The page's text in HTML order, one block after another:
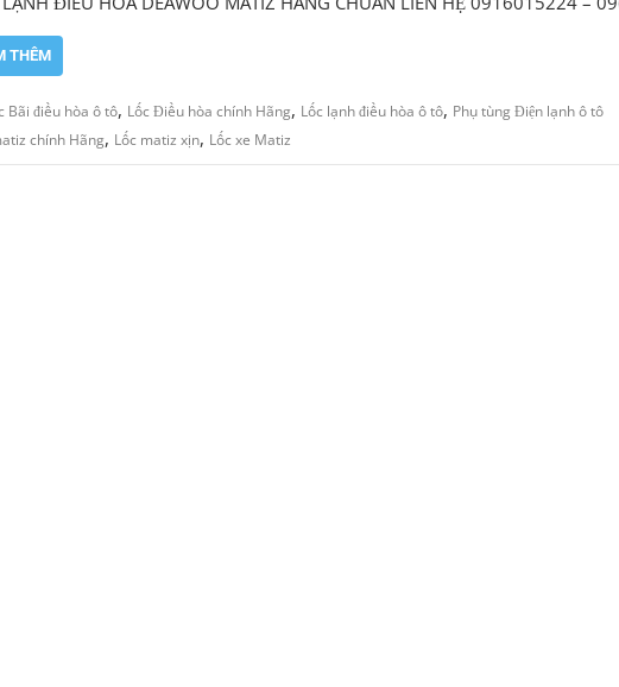
THÊM
Bãi điều hòa ô tô, Lốc Điều hòa chính Hãng, Lốc lạnh điều hòa ô tô, Phụ tùng Điện lạnh ô tô
chính Hãng, Lốc matiz xịn, Lốc xe Matiz